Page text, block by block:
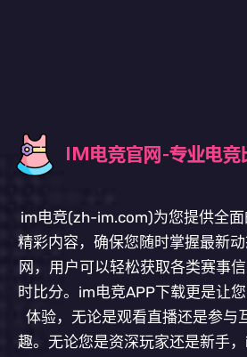
im电竞(zh-im.com)为您提供全面
精彩内容，确保您随时掌握最新
网，用户可以轻松获取各类赛事
时比分。im电竞APP下载更是让
体验，无论是观看直播还是参与
趣。无论您是资深玩家还是新手